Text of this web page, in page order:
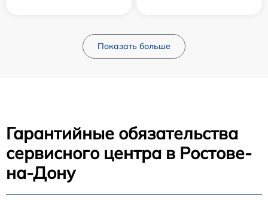
Показать больше
Гарантийные обязательства
сервисного центра в Ростове-
на-Дону